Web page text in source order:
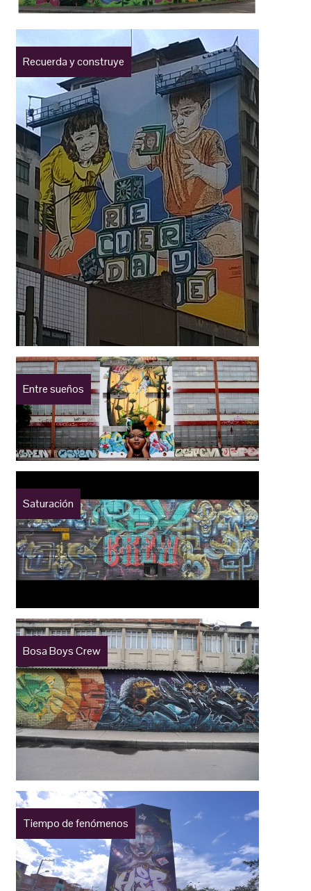
Recuerda y construye
Entre sueños
Saturación
Bosa Boys Crew
Tiempo de fenómenos